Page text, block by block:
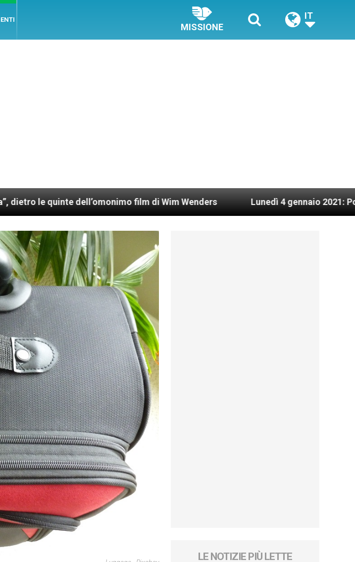
MISSIONE
IT
dell’omonimo film di Wim Wenders Lunedì 4 gennaio 2021: Possesso
LE NOTIZIE PIÙ LETTE